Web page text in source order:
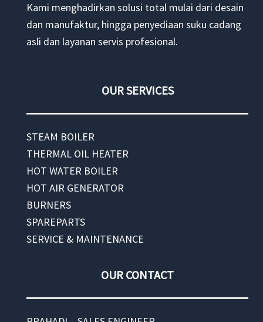
Kami menghadirkan solusi total mulai dari desain
dan manufaktur, hingga penyediaan suku cadang
asli dan layanan servis profesional.
OUR SERVICES
STEAM BOILER
THERMAL OIL HEATER
HOT WATER BOILER
HOT AIR GENERATOR
BURNERS
SPAREPARTS
SERVICE & MAINTENANCE
OUR CONTACT